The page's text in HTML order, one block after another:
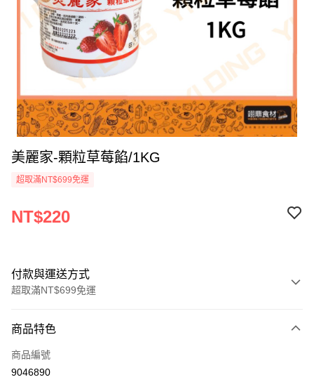
美麗家-顆粒草莓餡/1KG
超取滿NT$699免運
NT$220
付款與運送方式
超取滿NT$699免運
信用卡一次付款
Apple Pay
商品特色
商品編號
9046890